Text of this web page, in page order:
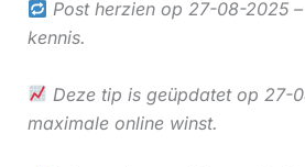
Post herzien op 27-08-2025
kennis.
Deze tip is geüpdatet op 27-
maximale online winst.